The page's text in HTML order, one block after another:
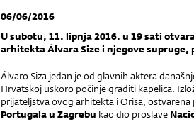
06/06/2016
U subotu, 11. lipnja 2016. u 19 sati
arhitekta Álvara Size i njegove
Álvaro Siza jedan je od glavnih aktera
Hrvatskoj uskoro počinje graditi kapelica.
prijateljstva ovog arhitekta i Orisa,
Portugala u Zagrebu kao dio proslave